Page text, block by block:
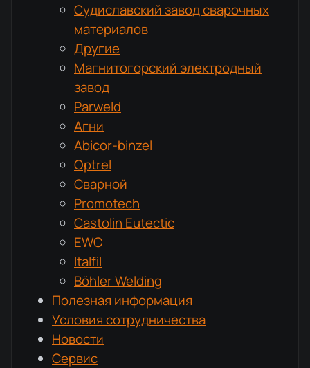
Судиславский завод сварочных
материалов
Другие
Магнитогорский электродный
завод
Parweld
Агни
Abicor-binzel
Optrel
Сварной
Promotech
Castolin Eutectic
EWC
Italfil
Böhler Welding
Полезная информация
Условия сотрудничества
Новости
Сервис